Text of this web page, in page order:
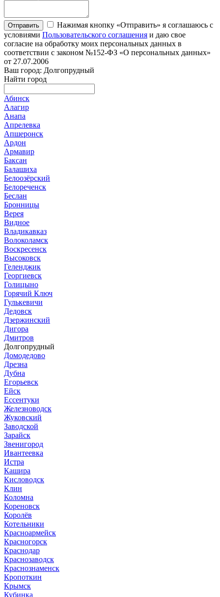
Отправить
Нажимая кнопку «Отправить» я соглашаюсь с
условиями Пользовательского соглашения и даю свое
согласие на обработку моих персональных данных в
соответствии с законом №152-ФЗ «О персональных данных»
от 27.07.2006
Ваш город: Долгопрудный
Найти город
Абинск
Алагир
Анапа
Апрелевка
Апшеронск
Ардон
Армавир
Баксан
Балашиха
Белоозёрский
Белореченск
Беслан
Бронницы
Верея
Видное
Владикавказ
Волоколамск
Воскресенск
Высоковск
Геленджик
Георгиевск
Голицыно
Горячий Ключ
Гулькевичи
Дедовск
Дзержинский
Дигора
Дмитров
Долгопрудный
Домодедово
Дрезна
Дубна
Егорьевск
Ейск
Ессентуки
Железноводск
Жуковский
Заводской
Зарайск
Звенигород
Ивантеевка
Истра
Кашира
Кисловодск
Клин
Коломна
Кореновск
Королёв
Котельники
Красноармейск
Красногорск
Краснодар
Краснозаводск
Краснознаменск
Кропоткин
Крымск
Кубинка